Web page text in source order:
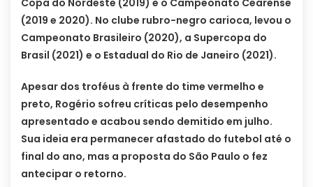
Copa do Nordeste (2019) e o Campeonato Cearense
(2019 e 2020). No clube rubro-negro carioca, levou o
Campeonato Brasileiro (2020), a Supercopa do
Brasil (2021) e o Estadual do Rio de Janeiro (2021).
Apesar dos troféus à frente do time vermelho e
preto, Rogério sofreu críticas pelo desempenho
apresentado e acabou sendo demitido em julho.
Sua ideia era permanecer afastado do futebol até o
final do ano, mas a proposta do São Paulo o fez
antecipar o retorno.